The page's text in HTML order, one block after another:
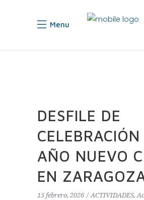
Menu
DESFILE DE
AÑO NUEVO
EN
15 febrero, 2026 ACTIVIDADES,